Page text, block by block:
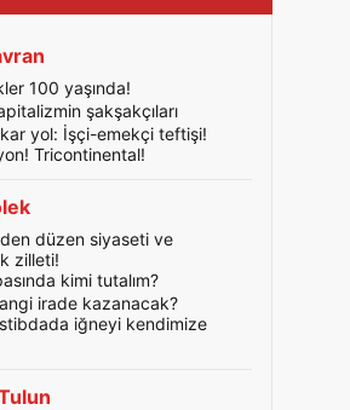
100 yaşında!
şakşakçıları
yol: İşçi-emekçi teftişi!
Tricontinental!
düzen siyaseti ve
zilleti!
kimi tutalım?
irade kazanacak?
iğneyi kendimize